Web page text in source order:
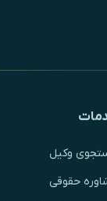
وکیل
حقوقی